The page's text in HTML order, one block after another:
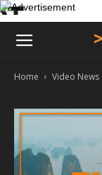
Home Video News